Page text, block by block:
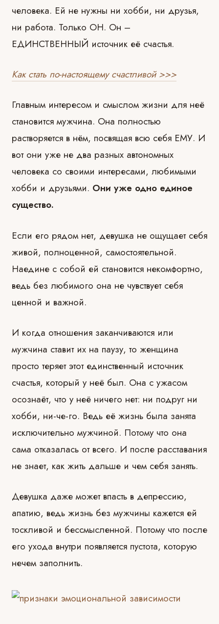
человека. Ей не нужны ни хобби, ни друзья,
ни работа. Только ОН. Он –
ЕДИНСТВЕННЫЙ источник её счастья.
Как стать по-настоящему счастливой >>>
Главным интересом и смыслом жизни для неё
становится мужчина. Она полностью
растворяется в нём, посвящая всю себя ЕМУ. И
вот они уже не два разных автономных
человека со своими интересами, любимыми
хобби и друзьями. Они уже одно единое
существо.
Если его рядом нет, девушка не ощущает себя
живой, полноценной, самостоятельной.
Наедине с собой ей становится некомфортно,
ведь без любимого она не чувствует себя
ценной и важной.
И когда отношения заканчиваются или
мужчина ставит их на паузу, то женщина
просто теряет этот единственный источник
счастья, который у неё был. Она с ужасом
осознаёт, что у неё ничего нет: ни подруг ни
хобби, ни-че-го. Ведь её жизнь была занята
исключительно мужчиной. Потому что она
сама отказалась от всего. И после расставания
не знает, как жить дальше и чем себя занять.
Девушка даже может впасть в депрессию,
апатию, ведь жизнь без мужчины кажется ей
тоскливой и бессмысленной. Потому что после
его ухода внутри появляется пустота, которую
нечем заполнить.